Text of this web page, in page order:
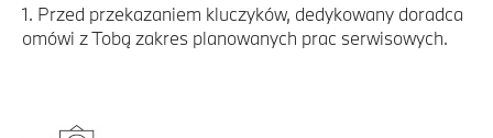
1. Przed przekazaniem kluczyków, dedykowany doradca
omówi z Tobą zakres planowanych prac serwisowych.